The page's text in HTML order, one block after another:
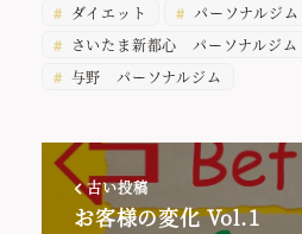
ダイエット パーソナルジム
さいたま新都心 パーソナルジム
与野 パーソナルジム
古い投稿
お客様の変化 Vol.1